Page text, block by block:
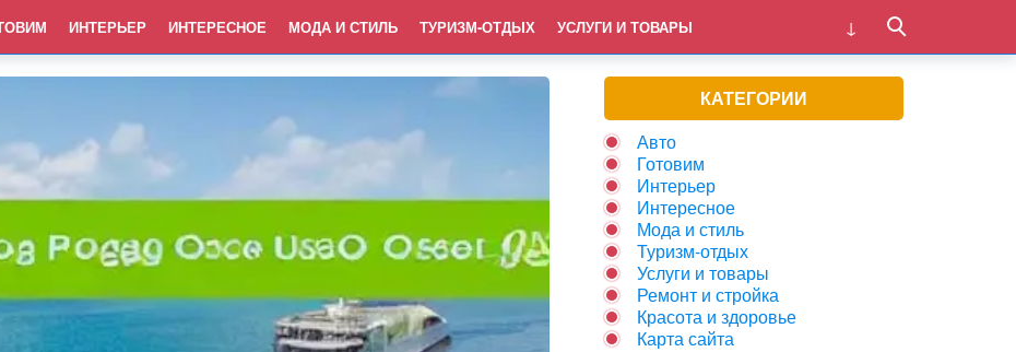
ИНТЕРЬЕР ИНТЕРЕСНОЕ МОДА И СТИЛЬ ТУРИЗМ-ОТДЫХ УСЛУГИ И ТОВАРЫ
КАТЕГОРИИ
Авто
Готовим
Интерьер
Интересное
Мода и стиль
Туризм-отдых
Услуги и товары
Ремонт и стройка
Красота и здоровье
Карта сайта